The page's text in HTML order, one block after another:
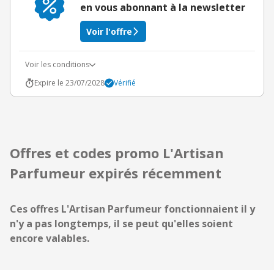
en vous abonnant à la newsletter
Voir l'offre
Voir les conditions
Expire le 23/07/2028
Vérifié
Offres et codes promo L'Artisan
Parfumeur expirés récemment
Ces offres L'Artisan Parfumeur fonctionnaient il y
n'y a pas longtemps, il se peut qu'elles soient
encore valables.